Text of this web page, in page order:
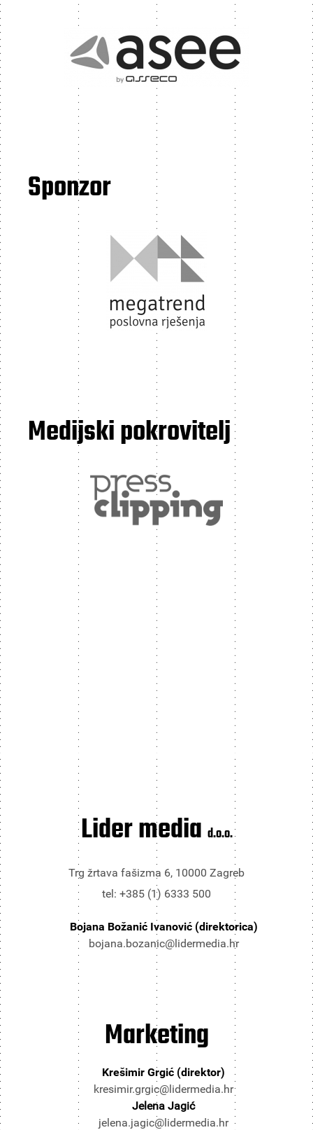
Sponzor
Medijski pokrovitelj
Lider media d.o.o.
Trg žrtava fašizma 6, 10000 Zagreb
tel: +385 (1) 6333 500
Bojana Božanić Ivanović (direktorica)
bojana.bozanic@lidermedia.hr
Marketing
Krešimir Grgić (direktor)
kresimir.grgic@lidermedia.hr
Jelena Jagić
jelena.jagic@lidermedia.hr